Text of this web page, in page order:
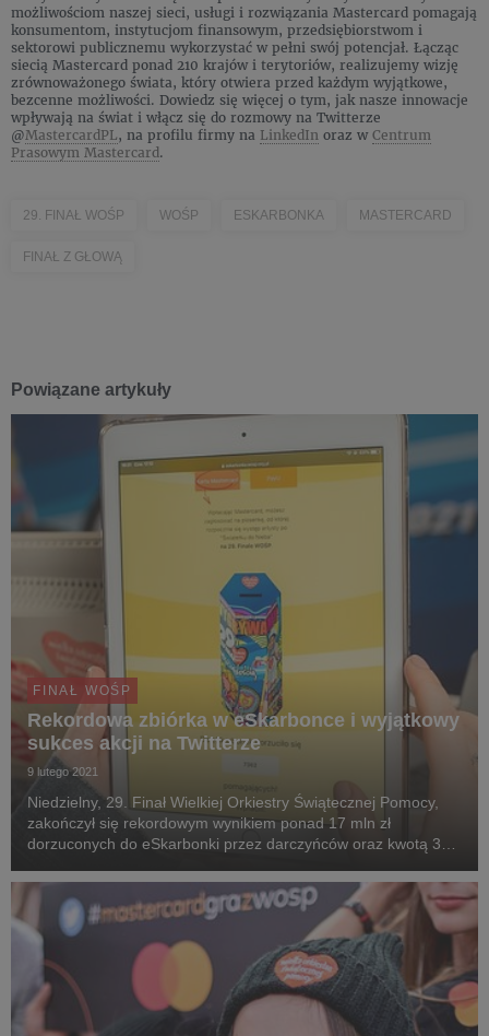
możliwościom naszej sieci, usługi i rozwiązania Mastercard pomagają
konsumentom, instytucjom finansowym, przedsiębiorstwom i
sektorowi publicznemu wykorzystać w pełni swój potencjał. Łącząc
siecią Mastercard ponad 210 krajów i terytoriów, realizujemy wizję
zrównoważonego świata, który otwiera przed każdym wyjątkowe,
bezcenne możliwości. Dowiedz się więcej o tym, jak nasze innowacje
wpływają na świat i włącz się do rozmowy na Twitterze
@MastercardPL, na profilu firmy na LinkedIn oraz w Centrum
Prasowym Mastercard.
29. FINAŁ WOŚP WOŚP ESKARBONKA MASTERCARD
FINAŁ Z GŁOWĄ
Powiązane artykuły
FINAŁ WOŚP
Rekordowa zbiórka w eSkarbonce i wyjątkowy
sukces akcji na Twitterze
9 lutego 2021
Niedzielny, 29. Finał Wielkiej Orkiestry Świątecznej Pomocy,
zakończył się rekordowym wynikiem ponad 17 mln zł
dorzuconych do eSkarbonki przez darczyńców oraz kwotą 358
Twitterze, którą firma przekaże na konto Fundacj...